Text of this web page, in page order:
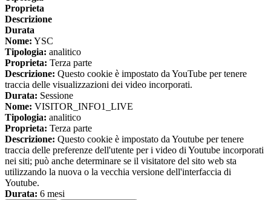
Proprieta
Descrizione
Durata
Nome: YSC
Tipologia: analitico
Proprieta: Terza parte
Descrizione: Questo cookie è impostato da YouTube per tenere
traccia delle visualizzazioni dei video incorporati.
Durata: Sessione
Nome: VISITOR_INFO1_LIVE
Tipologia: analitico
Proprieta: Terza parte
Descrizione: Questo cookie è impostato da Youtube per tenere
traccia delle preferenze dell'utente per i video di Youtube incorporati
nei siti; può anche determinare se il visitatore del sito web sta
utilizzando la nuova o la vecchia versione dell'interfaccia di
Youtube.
Durata: 6 mesi